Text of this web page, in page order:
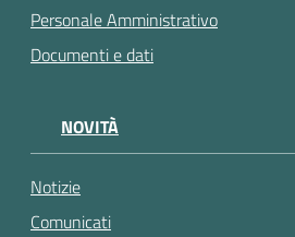
Street
gli
argomenti...
Personale Amministrativo
Documenti e dati
NOVITÀ
Notizie
Comunicati